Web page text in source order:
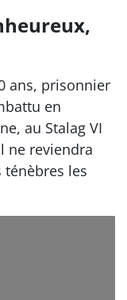
ans, prisonnier
en
au Stalag VI
ne reviendra
les